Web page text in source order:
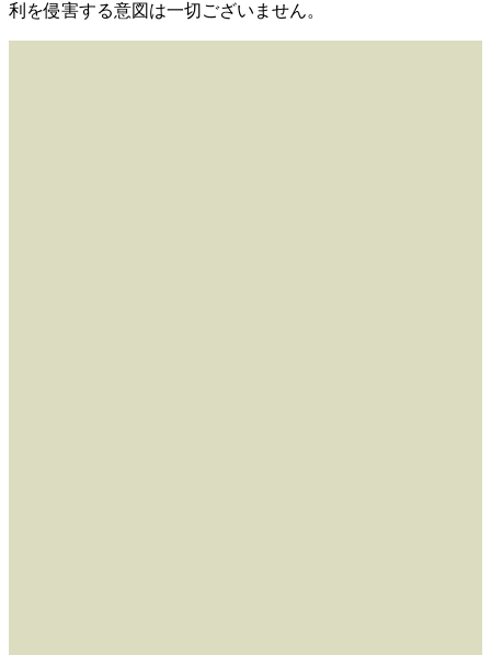
利を侵害する意図は一切ございません。